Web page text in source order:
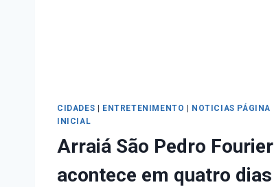
CIDADES | ENTRETENIMENTO | NOTICIAS PÁGINA
INICIAL
Arraiá São Pedro Fourier
acontece em quatro dias